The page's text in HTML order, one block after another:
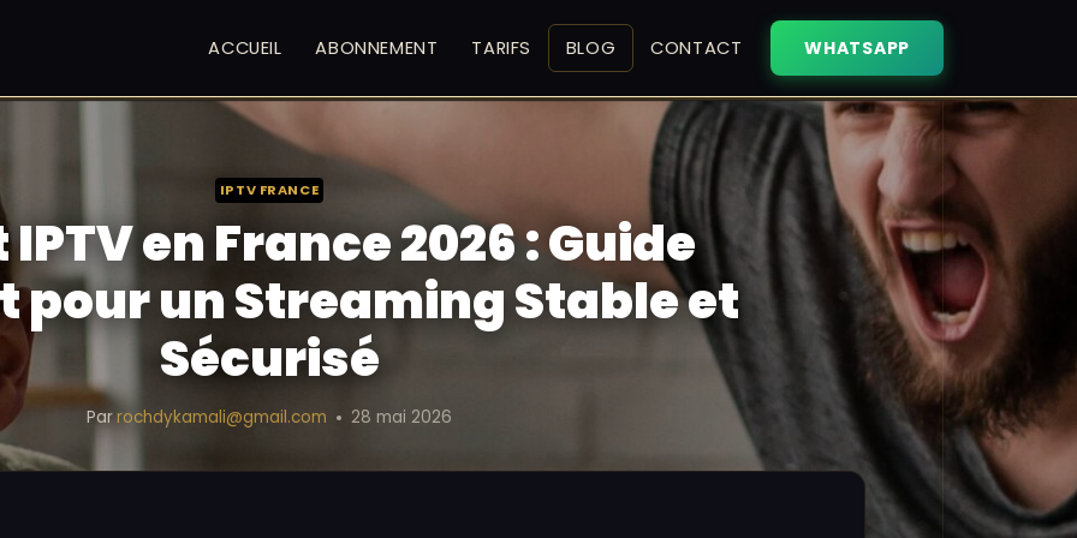
ACCUEIL ABONNEMENT TARIFS BLOG CONTACT WHATSAPP
IPTV FRANCE
IPTV en France 2026 : Guide
pour un Streaming Stable et
Sécurisé
Parrochdykamali@gmail.com 28 mai 2026